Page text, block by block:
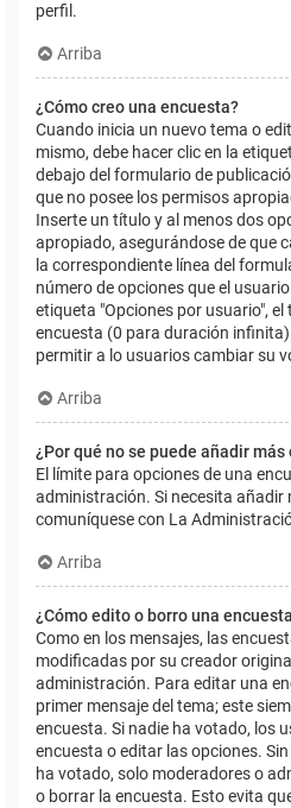
perfil.
Arriba
¿Cómo creo una encuesta?
Cuando inicia un nuevo tema o
mismo, debe hacer clic en la
debajo del formulario de
que no posee los permisos
Inserte un título y al menos dos
apropiado, asegurándose de que
la correspondiente línea del
número de opciones que el
etiqueta "Opciones por usuario",
encuesta (0 para duración
permitir a lo usuarios cambiar su
Arriba
¿Por qué no se puede añadir
El límite para opciones de una
administración. Si necesita añadir
comuníquese con La
Arriba
¿Cómo edito o borro una
Como en los mensajes, las
modificadas por su creador
administración. Para editar una
primer mensaje del tema; este
encuesta. Si nadie ha votado, los
encuesta o editar las opciones.
ha votado, solo moderadores o
o borrar la encuesta. Esto evita